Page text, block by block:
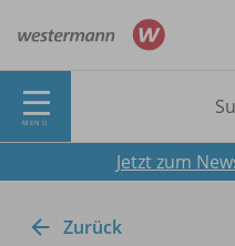
MENÜ
Jetzt zum
Zurück